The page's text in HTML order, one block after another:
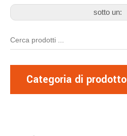
sotto un:
Categoria di prodotto